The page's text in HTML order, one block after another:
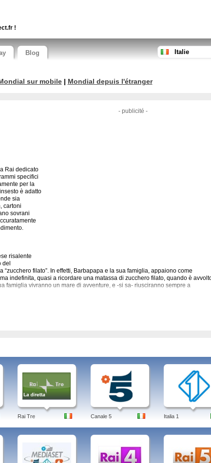
!
Blog Italie
sur mobile| Mondial depuis l'étranger
- publicité -
Rai dedicato
specifici
per la
è adatto
sia
cartoni
sovrani
risalente
filato”. In effetti, Barbapapa e la sua famiglia, appaiono come
indefinita, quasi a ricordare una matassa di zucchero filato, quando è
famiglia vivranno un mare di avventure, e -si sa- riusciranno sempre a
Peppa è una bambina-maialino, probabilmente della stessa età del
suoi genitori e anche insieme a tutti gli amici di scuola, saranno i protagonisti
Otmar Gutmann, vede la prima puntata il 26 maggio 1986. La serie è prodotta
nel creare i personaggi tridimensionalmente, con una sostanza
piano le parti, fino a che i frame delle riprese montati insieme, non diano
pinguino e Robby, il suo migliore amico, è una foca. Le vicende che questi due,
polo sud.
Il mondo di Elmo, Il Piccolo Principe, La Melevisione, L'Albero
una Storia. Caillou, Cuccioli, I cartoni dello Zecchino D'Oro, Peppa pig,
serie televisive e molto altro. Guardate le trasmissioni in diretta di questa
heidi, replay, peppa pig, su sky, canale, cartoni
Rai Tre Canale 5 Italia 1